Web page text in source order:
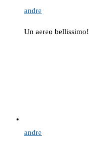
andre
Un aereo bellissimo!
andre